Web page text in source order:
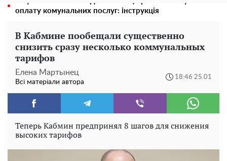
оплату комунальних послуг: інструкція
В Кабмине пообещали существенно
снизить сразу несколько коммунальных
тарифов
Елена Мартынец
Всі матеріали автора
18:46 25.01
Теперь Кабмин предпринял 8 шагов для снижения
высоких тарифов